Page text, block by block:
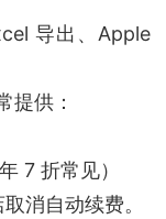
导出、Apple
提供：
7 折常见）
消自动续费。